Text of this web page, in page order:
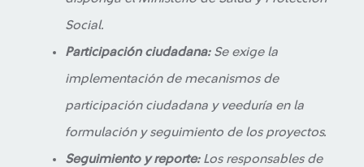
Social.
Participación ciudadana:Se exige la
implementación de mecanismos de
participación ciudadana y veeduría en la
formulación y seguimiento de los proyectos.
Seguimiento y reporte:Los responsables de